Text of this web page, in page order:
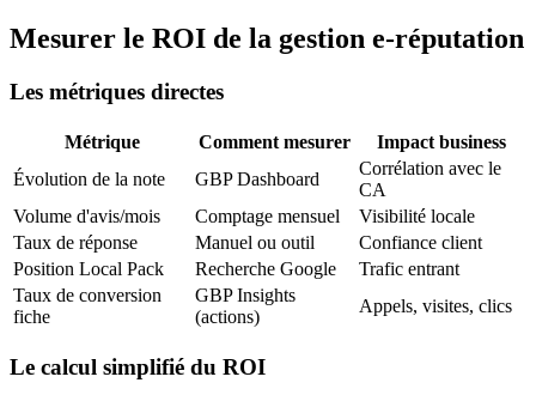
Mesurer le ROI de la gestion e-réputation
Les métriques directes
Métrique Comment mesurer
Impact business
Évolution de la note
GBP Dashboard
Corrélation avec le
CA
Volume d'avis/mois
Comptage mensuel
Visibilité locale
Taux de réponse
Manuel ou outil
Confiance client
Position Local Pack
Recherche Google
Trafic entrant
Taux de conversion
fiche
GBP Insights
(actions)
Appels, visites, clics
Le calcul simplifié du ROI